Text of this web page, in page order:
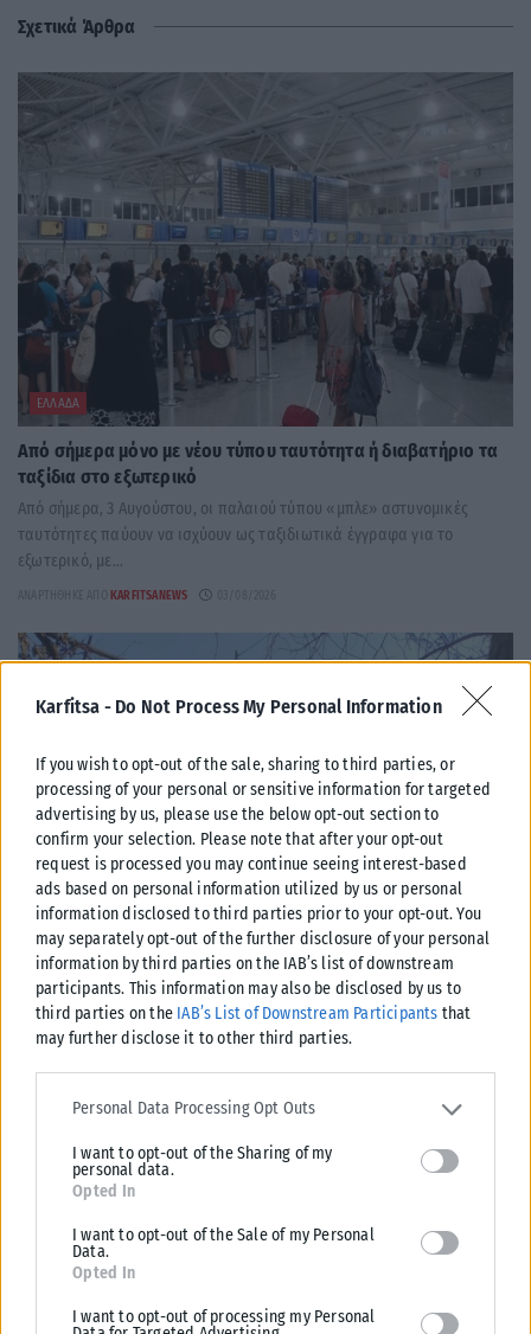
Karfitsa - Do Not Process My Personal Information
If you wish to opt-out of the sale, sharing to third parties, or
processing of your personal or sensitive information for targeted
advertising by us, please use the below opt-out section to
confirm your selection. Please note that after your opt-out
request is processed you may continue seeing interest-based
ads based on personal information utilized by us or personal
information disclosed to third parties prior to your opt-out. You
may separately opt-out of the further disclosure of your personal
information by third parties on the IAB’s list of downstream
participants. This information may also be disclosed by us to
third parties on the IAB’s List of Downstream Participants that
may further disclose it to other third parties.
Please note that this website/app uses one or more Google
services and may gather and store information including but not
deny consent to Google and its third-party tags to use your data
for below specified purposes in below Google consent section.
Personal Data Processing Opt Outs
I want to opt-out of the Sharing of my
personal data.
Opted In
I want to opt-out of the Sale of my Personal
Data.
Opted In
I want to opt-out of processing my Personal
Σχετικά Άρθρα
ΕΛΛΆΔΑ
Από σήμερα μόνο με νέου τύπου ταυτότητα ή διαβατήριο τα
ταξίδια στο εξωτερικό
Από σήμερα, 3 Αυγούστου, οι παλαιού τύπου «μπλε» αστυνομικές
ταυτότητες παύουν να ισχύουν ως ταξιδιωτικά έγγραφα για το
εξωτερικό, με...
ΑΝΑΡΤΉΘΗΚΕ ΑΠΌ KARFITSANEWS
ΕΛΛΆΔΑ
Υπουργείο Κλιματικής Κρίσης: Ενέργειες για την κρατική
αρωγή προς τους πυρόπληκτους
Σε εξέλιξη βρίσκονται οι διαδικασίες κρατικής αρωγής για τις περιοχές
που επλήγησαν από τις πρόσφατες πυρκαγιές, με τις αρμόδιες αρχές...